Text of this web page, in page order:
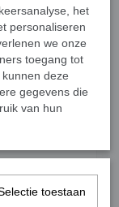
het
personaliseren
we onze
toegang tot
deze
gegevens die
van hun
toestaan